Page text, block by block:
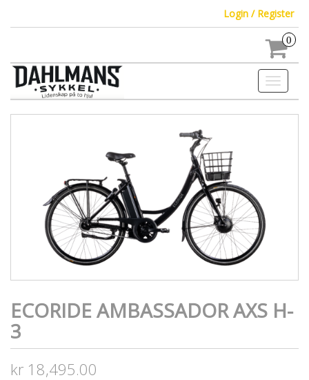
Login / Register
0
Toggle
ECORIDE AMBASSADOR AXS H-
3
kr 18,495.00